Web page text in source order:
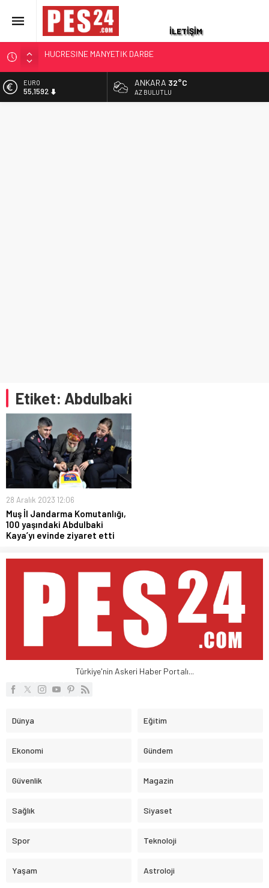
İLETİŞİM
ERENKÖY DİRENİŞİ 62. YIL DÖNÜMÜNDE ANILDI
EMEKLİ PROMOSYONUNDA RAKAMLAR DEĞİŞTİ: EN
YÜKSEK EMEKLİ PROMOSYONU HANGİ BANKADA?
EURO
55,1592
ANKARA 32°C
AZ BULUTLU
Etiket: Abdulbaki
28 Aralık 2023 12:06
Muş İl Jandarma Komutanlığı,
100 yaşındaki Abdulbaki
Kaya’yı evinde ziyaret etti
Türkiye'nin Askeri Haber Portalı...
Dünya Eğitim
Ekonomi Gündem
Güvenlik Magazin
Sağlık Siyaset
Spor Teknoloji
Yaşam Astroloji